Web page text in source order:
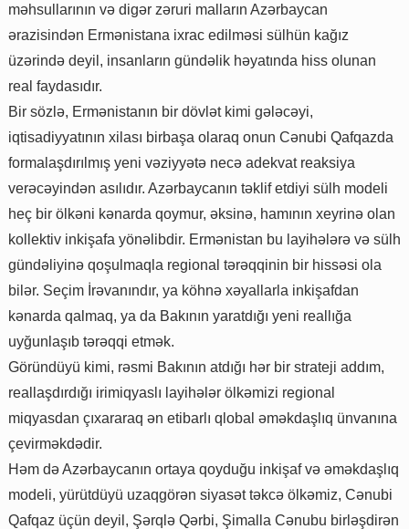
məhsullarının və digər zəruri malların Azərbaycan
ərazisindən Ermənistana ixrac edilməsi sülhün kağız
üzərində deyil, insanların gündəlik həyatında hiss olunan
real faydasıdır.
Bir sözlə, Ermənistanın bir dövlət kimi gələcəyi,
iqtisadiyyatının xilası birbaşa olaraq onun Cənubi Qafqazda
formalaşdırılmış yeni vəziyyətə necə adekvat reaksiya
verəcəyindən asılıdır. Azərbaycanın təklif etdiyi sülh modeli
heç bir ölkəni kənarda qoymur, əksinə, hamının xeyrinə olan
kollektiv inkişafa yönəlibdir. Ermənistan bu layihələrə və sülh
gündəliyinə qoşulmaqla regional tərəqqinin bir hissəsi ola
bilər. Seçim İrəvanındır, ya köhnə xəyallarla inkişafdan
kənarda qalmaq, ya da Bakının yaratdığı yeni reallığa
uyğunlaşıb tərəqqi etmək.
Göründüyü kimi, rəsmi Bakının atdığı hər bir strateji addım,
reallaşdırdığı irimiqyaslı layihələr ölkəmizi regional
miqyasdan çıxararaq ən etibarlı qlobal əməkdaşlıq ünvanına
çevirməkdədir.
Həm də Azərbaycanın ortaya qoyduğu inkişaf və əməkdaşlıq
modeli, yürütdüyü uzaqgörən siyasət təkcə ölkəmiz, Cənubi
Qafqaz üçün deyil, Şərqlə Qərbi, Şimalla Cənubu birləşdirən